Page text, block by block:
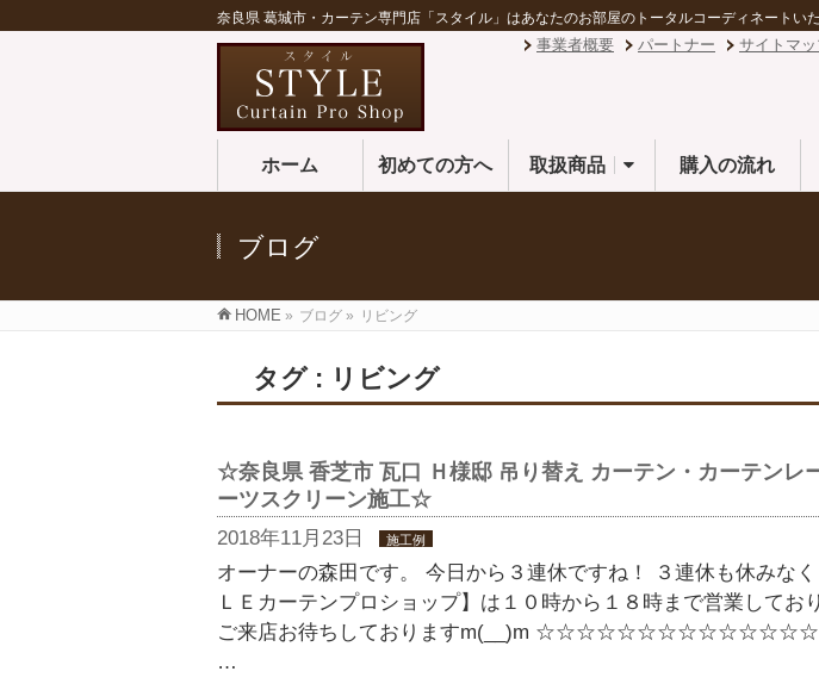
奈良県 葛城市・カーテン専門店「スタイル」はあなたのお部屋のトータルコーディネートいた
事業者概要 パートナー サイトマ
ホーム 初めての方へ 取扱商品 購入の流れ
ブログ
HOME » ブログ » リビング
タグ : リビング
☆奈良県 香芝市 瓦口 Ｈ様邸 吊り替え カーテン・カーテンレ
ーツスクリーン施工☆
2018年11月23日 施工例
オーナーの森田です。 今日から３連休ですね！ ３連休も休みなく
ＬＥカーテンプロショップ】は１０時から１８時まで営業してお
ご来店お待ちしておりますm(__)m
…